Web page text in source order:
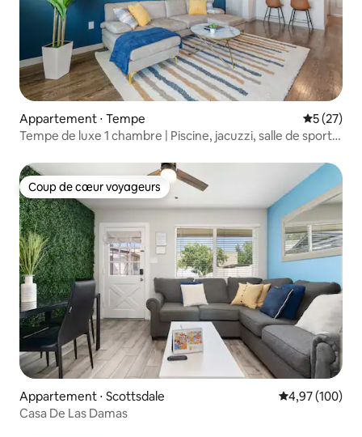
Appartement ⋅ Tempe
5 (27)
Tempe de luxe 1 chambre | Piscine, jacuzzi, salle de sport,
Coup de cœur voyageurs
Coup de cœur voyageurs
Appartement ⋅ Scottsdale Évaluation
4,97 (100)
Casa De Las Damas